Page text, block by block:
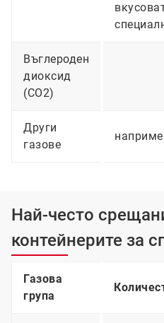
Въглероден
диоксид
(CO2)
Други
газове
Най-често
контейнерите за
Газова
група